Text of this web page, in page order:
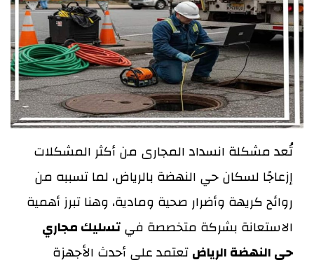
تُعد مشكلة انسداد المجارى من أكثر المشكلات
إزعاجًا لسكان حي النهضة بالرياض، لما تسببه من
روائح كريهة وأضرار صحية ومادية، وهنا تبرز أهمية
الاستعانة بشركة متخصصة فيتسليك مجاري
حي النهضة الرياضتعتمد على أحدث الأجهزة